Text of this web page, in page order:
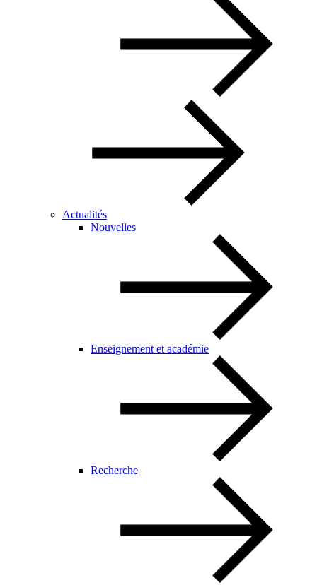
Actualités
Nouvelles
Enseignement et académie
Recherche